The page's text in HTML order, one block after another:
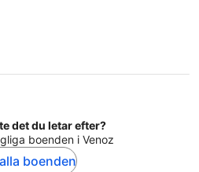
det du letar efter?
boenden i Venoz
boenden